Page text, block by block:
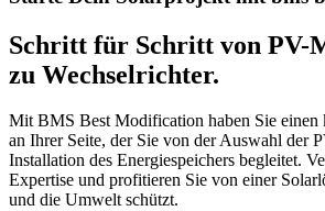
Schritt für Schritt von PV-
zu Wechselrichter.
Mit BMS Best Modification haben Sie einen
an Ihrer Seite, der Sie von der Auswahl der
Installation des Energiespeichers begleitet.
Expertise und profitieren Sie von einer
und die Umwelt schützt.